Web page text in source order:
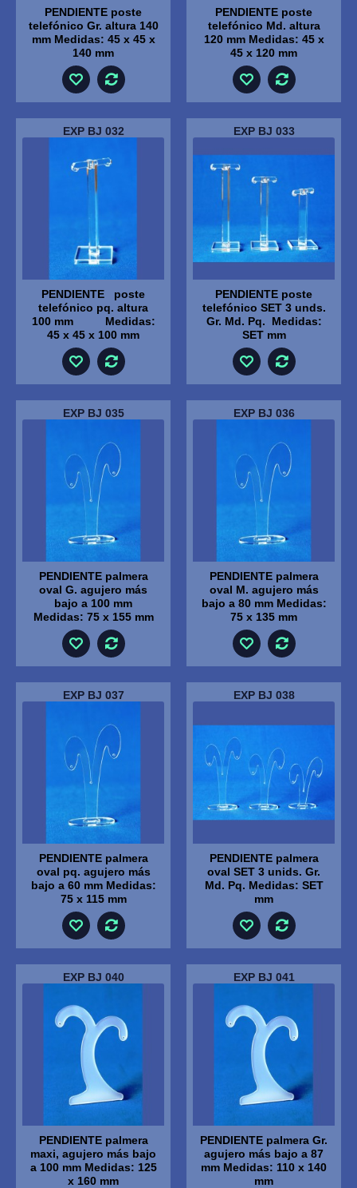
PENDIENTE poste
telefónico Gr. altura 140
mm Medidas: 45 x 45 x
140 mm
PENDIENTE poste
telefónico Md. altura
120 mm Medidas: 45 x
45 x 120 mm
EXP BJ 032
PENDIENTE poste
telefónico pq. altura
100 mm Medidas:
45 x 45 x 100 mm
EXP BJ 033
PENDIENTE poste
telefónico SET 3 unds.
Gr. Md. Pq. Medidas:
SET mm
EXP BJ 035
PENDIENTE palmera
oval G. agujero más
bajo a 100 mm
Medidas: 75 x 155 mm
EXP BJ 036
PENDIENTE palmera
oval M. agujero más
bajo a 80 mm Medidas:
75 x 135 mm
EXP BJ 037
PENDIENTE palmera
oval pq. agujero más
bajo a 60 mm Medidas:
75 x 115 mm
EXP BJ 038
PENDIENTE palmera
oval SET 3 unids. Gr.
Md. Pq. Medidas: SET
mm
EXP BJ 040
PENDIENTE palmera
maxi, agujero más bajo
a 100 mm Medidas: 125
x 160 mm
EXP BJ 041
PENDIENTE palmera Gr.
agujero más bajo a 87
mm Medidas: 110 x 140
mm